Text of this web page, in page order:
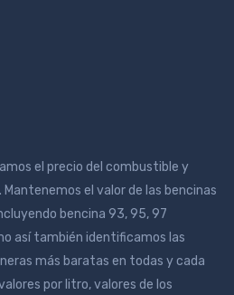
el precio del combustible y
el valor de las bencinas
bencina 93, 95, 97
así también identificamos las
más baratas en todas y cada
por litro, valores de los